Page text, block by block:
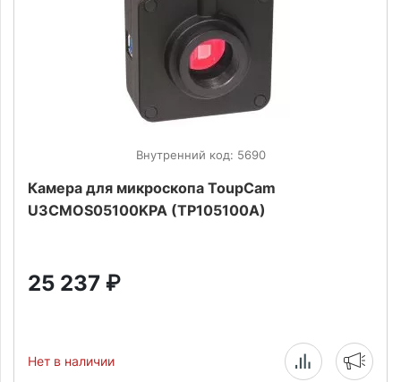
Внутренний код: 5690
Камера для микроскопа ToupCam
U3CMOS05100KPA (TP105100A)
25 237 ₽
Нет в наличии